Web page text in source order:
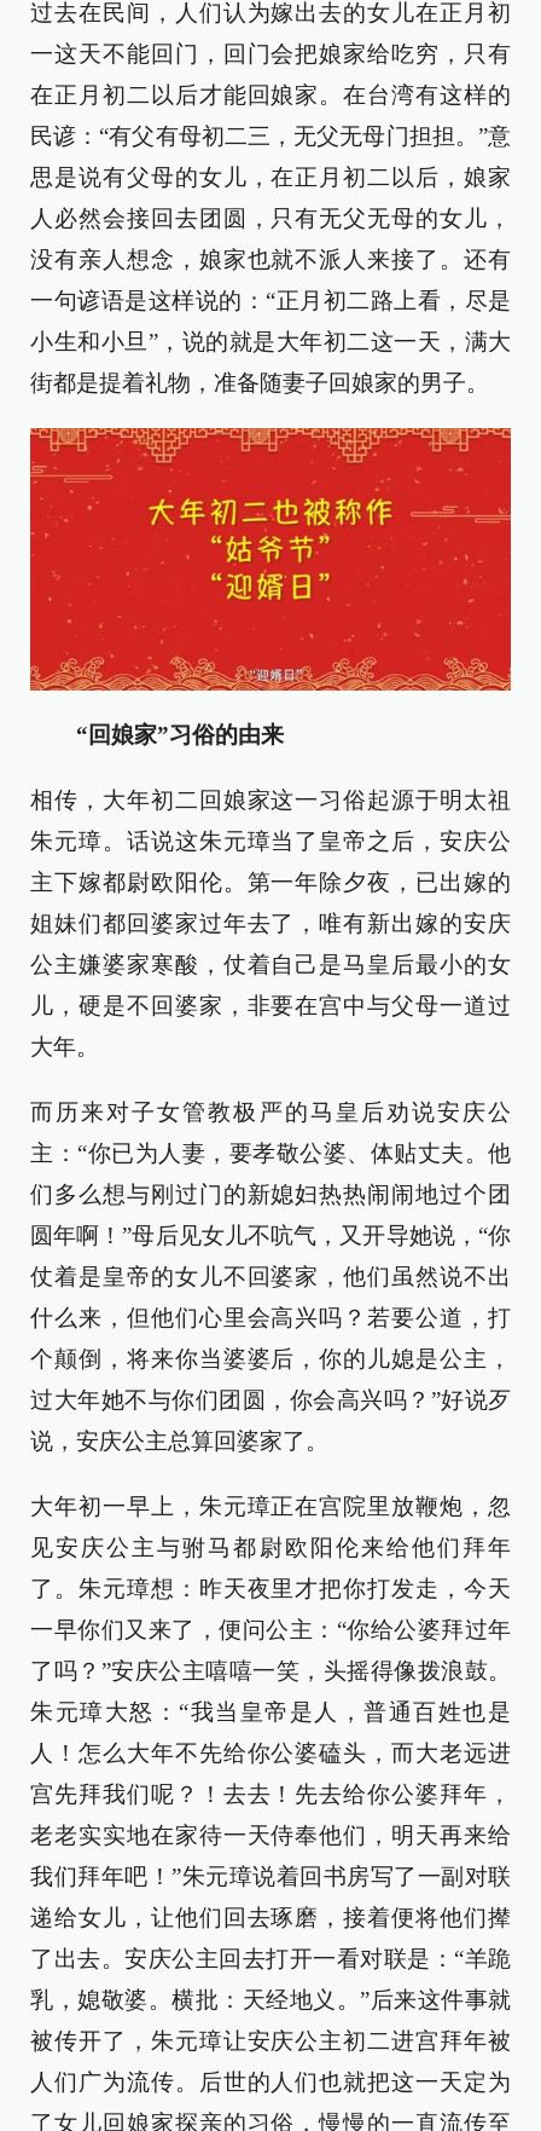
过去在民间，人们认为嫁出去的女儿在正月初
一这天不能回门，回门会把娘家给吃穷，只有
在正月初二以后才能回娘家。在台湾有这样的
民谚：“有父有母初二三，无父无母门担担。”意
思是说有父母的女儿，在正月初二以后，娘家
人必然会接回去团圆，只有无父无母的女儿，
没有亲人想念，娘家也就不派人来接了。还有
一句谚语是这样说的：“正月初二路上看，尽是
小生和小旦”，说的就是大年初二这一天，满大
街都是提着礼物，准备随妻子回娘家的男子。
“回娘家”习俗的由来
相传，大年初二回娘家这一习俗起源于明太祖
朱元璋。话说这朱元璋当了皇帝之后，安庆公
主下嫁都尉欧阳伦。第一年除夕夜，已出嫁的
姐妹们都回婆家过年去了，唯有新出嫁的安庆
公主嫌婆家寒酸，仗着自己是马皇后最小的女
儿，硬是不回婆家，非要在宫中与父母一道过
大年。
而历来对子女管教极严的马皇后劝说安庆公
主：“你已为人妻，要孝敬公婆、体贴丈夫。他
们多么想与刚过门的新媳妇热热闹闹地过个团
圆年啊！”母后见女儿不吭气，又开导她说，“你
仗着是皇帝的女儿不回婆家，他们虽然说不出
什么来，但他们心里会高兴吗？若要公道，打
个颠倒，将来你当婆婆后，你的儿媳是公主，
过大年她不与你们团圆，你会高兴吗？”好说歹
说，安庆公主总算回婆家了。
大年初一早上，朱元璋正在宫院里放鞭炮，忽
见安庆公主与驸马都尉欧阳伦来给他们拜年
了。朱元璋想：昨天夜里才把你打发走，今天
一早你们又来了，便问公主：“你给公婆拜过年
了吗？”安庆公主嘻嘻一笑，头摇得像拨浪鼓。
朱元璋大怒：“我当皇帝是人，普通百姓也是
人！怎么大年不先给你公婆磕头，而大老远进
宫先拜我们呢？！去去！先去给你公婆拜年，
老老实实地在家待一天侍奉他们，明天再来给
我们拜年吧！”朱元璋说着回书房写了一副对联
递给女儿，让他们回去琢磨，接着便将他们撵
了出去。安庆公主回去打开一看对联是：“羊跪
乳，媳敬婆。横批：天经地义。”后来这件事就
被传开了，朱元璋让安庆公主初二进宫拜年被
人们广为流传。后世的人们也就把这一天定为
了女儿回娘家探亲的习俗，慢慢的一直流传至